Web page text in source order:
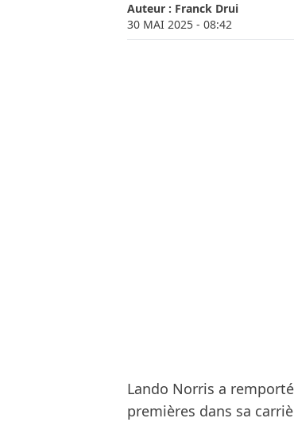
Auteur : Franck Drui
30 MAI 2025 - 08:42
Lando Norris a
premières dans sa